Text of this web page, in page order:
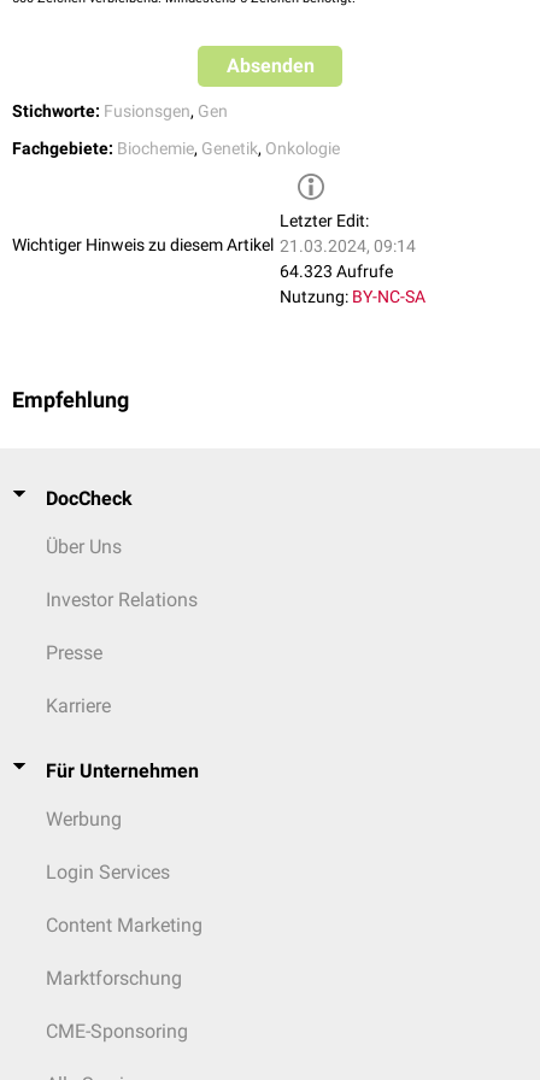
Absenden
Stichworte: Fusionsgen, Gen
Fachgebiete: Biochemie, Genetik, Onkologie
Wichtiger Hinweis zu diesem Artikel
Letzter Edit:
21.03.2024, 09:14
64.323 Aufrufe
Nutzung: BY-NC-SA
Empfehlung
DocCheck
Über Uns
Investor Relations
Presse
Karriere
Für Unternehmen
Werbung
Login Services
Content Marketing
Marktforschung
CME-Sponsoring